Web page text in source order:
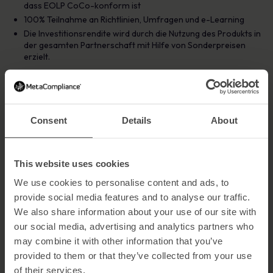
Consent Details About
This website uses cookies
We use cookies to personalise content and ads, to
provide social media features and to analyse our traffic.
We also share information about your use of our site with
our social media, advertising and analytics partners who
may combine it with other information that you’ve
provided to them or that they’ve collected from your use
of their services.
dass EOLP CoCo-konform ist
100% Teilnahme an Richtlinien, Umfragen und e-Learning
Die Investitionsrendite wird durch die Nutzung des Produkts in
der gesamten Partnerschaft mit Hilfe von Sonderpreisen
erzielt.
Das Ergebnis
MetaCompliance wurde von den EOLP-Mitgliedern sehr gut
Bereitstellung und Integration in die IT-Infrastruktur jedes
einzelnen Mitglieds, unabhängig von der Größe der
Der Hauptvorteil des strategischen Einkaufsansatzes für die
EOLP-Mitglieder ist die Erstellung einer Essex-weiten
Sonderpreisliste. Jedes Mitglied des EOLP hat seine eigenen
Beschaffungsprozesse und -richtlinien. MetaCompliance hat
gezeigt, dass es die Ziele der Gruppe versteht und alle Mitglieder
auf höchstem Niveau unterstützt.
MetaCompliance hat sich als innovatives
Softwareentwicklungsunternehmen erwiesen, das sich stark auf